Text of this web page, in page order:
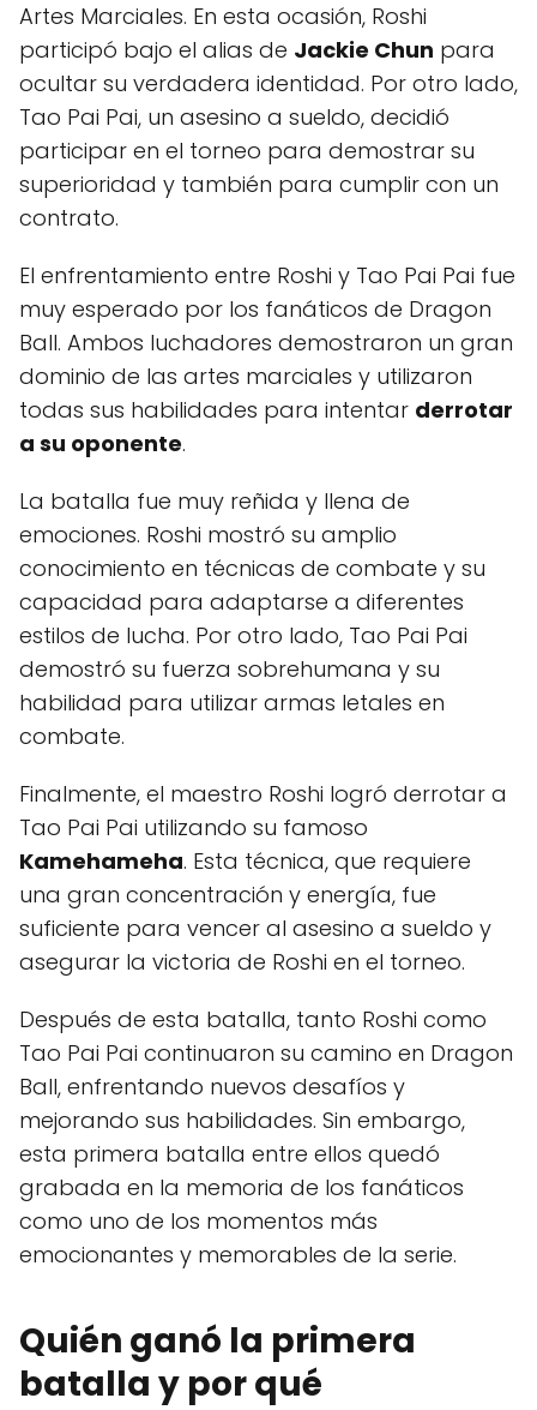
Artes Marciales. En esta ocasión, Roshi
participó bajo el alias de Jackie Chun para
ocultar su verdadera identidad. Por otro lado,
Tao Pai Pai, un asesino a sueldo, decidió
participar en el torneo para demostrar su
superioridad y también para cumplir con un
contrato.
El enfrentamiento entre Roshi y Tao Pai Pai fue
muy esperado por los fanáticos de Dragon
Ball. Ambos luchadores demostraron un gran
dominio de las artes marciales y utilizaron
todas sus habilidades para intentar derrotar
a su oponente.
La batalla fue muy reñida y llena de
emociones. Roshi mostró su amplio
conocimiento en técnicas de combate y su
capacidad para adaptarse a diferentes
estilos de lucha. Por otro lado, Tao Pai Pai
demostró su fuerza sobrehumana y su
habilidad para utilizar armas letales en
combate.
Finalmente, el maestro Roshi logró derrotar a
Tao Pai Pai utilizando su famoso
Kamehameha. Esta técnica, que requiere
una gran concentración y energía, fue
suficiente para vencer al asesino a sueldo y
asegurar la victoria de Roshi en el torneo.
Después de esta batalla, tanto Roshi como
Tao Pai Pai continuaron su camino en Dragon
Ball, enfrentando nuevos desafíos y
mejorando sus habilidades. Sin embargo,
esta primera batalla entre ellos quedó
grabada en la memoria de los fanáticos
como uno de los momentos más
emocionantes y memorables de la serie.
Quién ganó la primera
batalla y por qué